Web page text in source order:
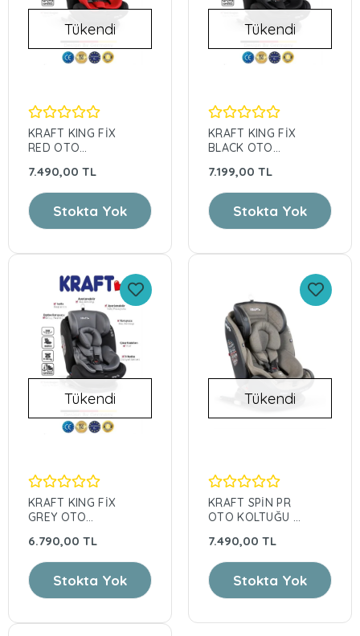
Tükendi
KRAFT KING FİX
RED OTO
7.490,00 TL
Stokta Yok
Tükendi
KRAFT KING FİX
BLACK OTO
7.199,00 TL
Stokta Yok
Tükendi
KRAFT KING FİX
GREY OTO
6.790,00 TL
Stokta Yok
Tükendi
KRAFT SPİN PR
OTO KOLTUĞU 0-
7.490,00 TL
Stokta Yok